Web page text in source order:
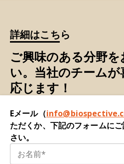
質が高くなければなりません。
神経科学 CRO として、当社
後期までの臨床試験における
施について、小規模から中規模
ジー企業から多国籍製薬企業
サーと協力する専門知識と経
当社の神経科学 CRO サービ
および分析を可能にする高品質
取得を促進するために特別に
す。
詳細はこちら
ご興味のある分野
い。当社のチーム
応じます！
Eメール（
ただくか、下記のフォームに
さい。